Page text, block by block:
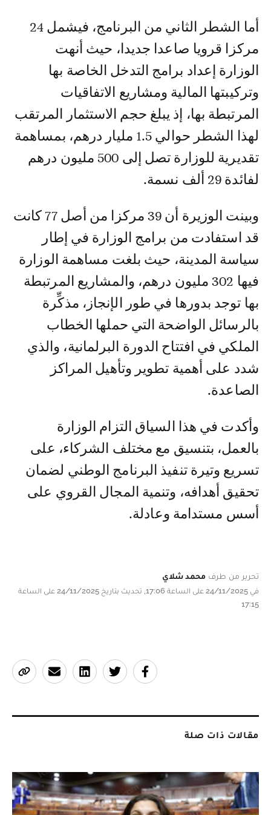
أما الشطر الثاني من البرنامج، فيشمل 24
مركزا قرويا صاعدا جديدا، حيث أنهت
الوزارة إعداد برامج التدخل الخاصة بها
وتركيبتها المالية ومشاريع الاتفاقيات
المرتبطة بها، إذ يبلغ حجم الاستثمار المرتقب
لهذا الشطر حوالي 1.5 مليار درهم، بمساهمة
تقديرية للوزارة تصل إلى 500 مليون درهم
لفائدة 29 ألف نسمة.
وبينت الوزيرة أن 39 مركزا من أصل 77 كانت
قد استفادت من برامج الوزارة في إطار
سياسة المدينة، حيث بلغت مساهمة الوزارة
فيها 302 مليون درهم، والمشاريع المرتبطة
بها توجد بدورها في طور الإنجاز، مذكِّرة
بالرسائل الواضحة التي حملها الخطاب
الملكي في افتتاح الدورة البرلمانية، والذي
شدد على أهمية تطوير وتأهيل المراكز
الصاعدة.
وأكدت في هذا السياق التزام الوزارة
بالعمل، بتنسيق مع مختلف الشركاء، على
تسريع وتيرة تنفيذ البرنامج الوطني لضمان
تحقيق أهدافه، وتنمية المجال القروي على
أسس مستدامة وعادلة.
تحرير من طرف محمد شلاي
في 24/11/2025 على الساعة 17:06, تحديث بتاريخ 24/11/2025 على الساعة
17:15
مقالات ذات صلة